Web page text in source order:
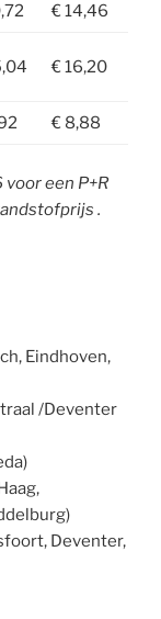
€ 14,46
€ 16,20
€ 8,88
een P+R
.
Eindhoven,
/Deventer
Deventer,